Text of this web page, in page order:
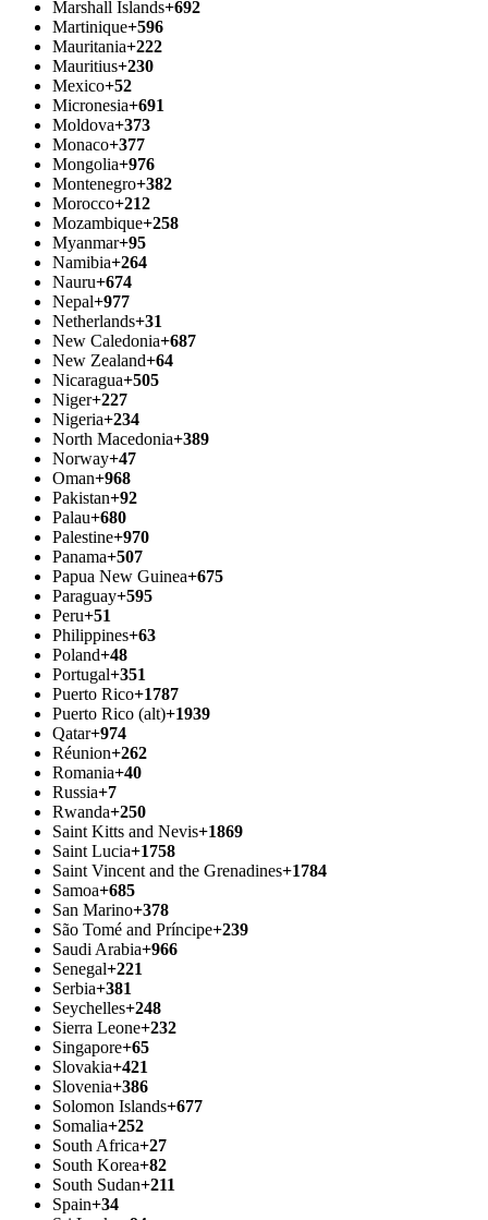
Marshall Islands+692
Martinique+596
Mauritania+222
Mauritius+230
Mexico+52
Micronesia+691
Moldova+373
Monaco+377
Mongolia+976
Montenegro+382
Morocco+212
Mozambique+258
Myanmar+95
Namibia+264
Nauru+674
Nepal+977
Netherlands+31
New Caledonia+687
New Zealand+64
Nicaragua+505
Niger+227
Nigeria+234
North Macedonia+389
Norway+47
Oman+968
Pakistan+92
Palau+680
Palestine+970
Panama+507
Papua New Guinea+675
Paraguay+595
Peru+51
Philippines+63
Poland+48
Portugal+351
Puerto Rico+1787
Puerto Rico (alt)+1939
Qatar+974
Réunion+262
Romania+40
Russia+7
Rwanda+250
Saint Kitts and Nevis+1869
Saint Lucia+1758
Saint Vincent and the Grenadines+1784
Samoa+685
San Marino+378
São Tomé and Príncipe+239
Saudi Arabia+966
Senegal+221
Serbia+381
Seychelles+248
Sierra Leone+232
Singapore+65
Slovakia+421
Slovenia+386
Solomon Islands+677
Somalia+252
South Africa+27
South Korea+82
South Sudan+211
Spain+34